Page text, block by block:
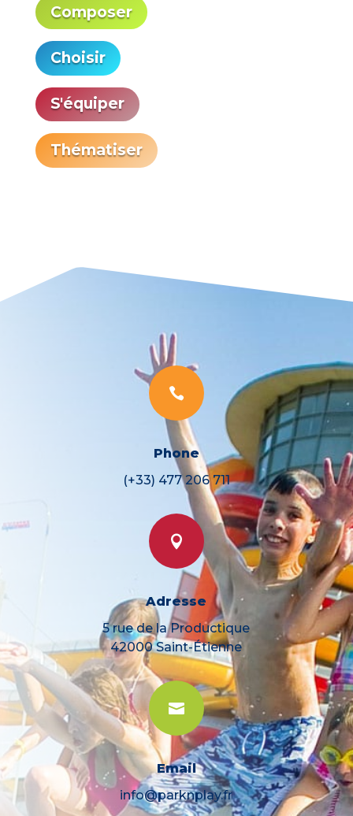
Composer
Choisir
S'équiper
Thématiser

Phone
(+33) 477 206 711

Adresse
5 rue de la Productique
42000 Saint-Étienne

Email
info@parknplay.fr